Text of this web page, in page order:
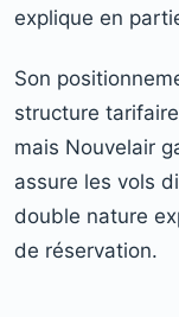
explique en
Son
structure
mais Nouvelair
assure les vols
double nature
de réservation.